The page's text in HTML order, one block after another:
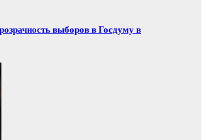
выборов в Госдуму в